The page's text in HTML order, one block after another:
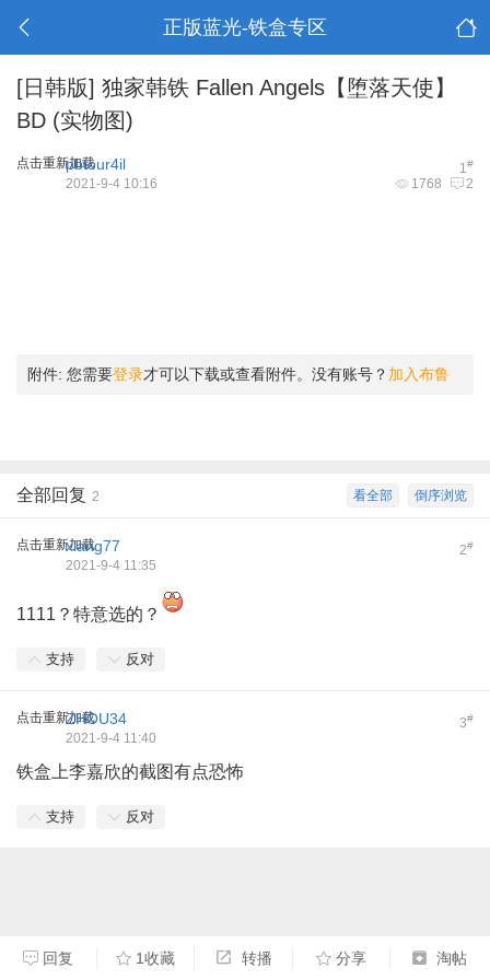
正版蓝光-铁盒专区
[日韩版] 独家韩铁 Fallen Angels【堕落天使】
BD (实物图)
点击重新加载 1#
pbtour4il
1768 2
2021-9-4 10:16
附件: 您需要登录才可以下载或查看附件。没有账号？ 加入布鲁
倒序浏览
看全部
全部回复 2
点击重新加载 2#
xiang77
2021-9-4 11:35
1111？特意选的？
支持 反对
点击重新加载 3#
ZHOU34
2021-9-4 11:40
铁盒上李嘉欣的截图有点恐怖
支持 反对
回复 1收藏 转播 分享 淘帖